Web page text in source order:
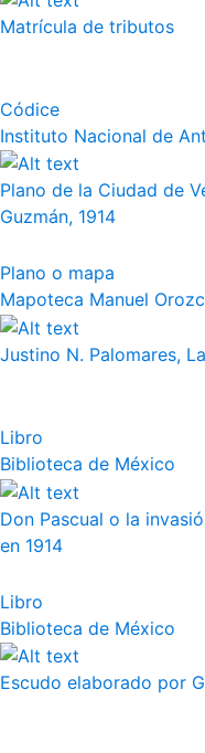
Matrícula de tributos
Códice
Instituto Nacional de
Plano de la Ciudad de
Guzmán, 1914
Plano o mapa
Mapoteca Manuel
Justino N. Palomares,
Libro
Biblioteca de México
Don Pascual o la
en 1914
Libro
Biblioteca de México
Escudo elaborado por